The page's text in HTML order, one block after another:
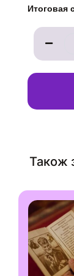
Итоговая
Також